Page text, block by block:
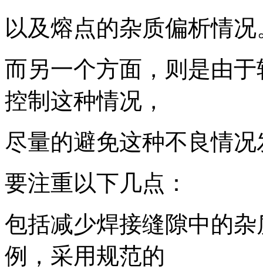
以及熔点的杂质偏析情况
而另一个方面，则是由
控制这种情况，
尽量的避免这种不良情况
要注重以下几点：
包括减少焊接缝隙中的
例，采用规范的